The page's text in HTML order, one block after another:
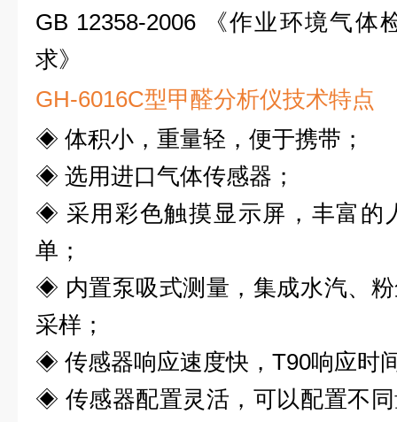
GB 12358-2006
《作业环境气体
求》
GH-6016C型甲醛分析仪技术特点
◈ 体积小，重量轻，便于携带；
◈ 选用进口气体传感器；
◈ 采用彩色触摸显示屏，丰富的
单；
◈ 内置泵吸式测量，集成水汽、
采样；
◈ 传感器响应速度快， T90响应时
◈ 传感器配置灵活，可以配置不